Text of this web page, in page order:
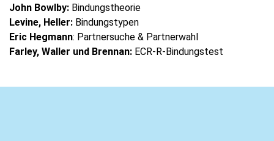
John Bowlby: Bindungstheorie
Levine, Heller: Bindungstypen
Eric Hegmann: Partnersuche & Partnerwahl
Farley, Waller und Brennan: ECR-R-Bindungstest